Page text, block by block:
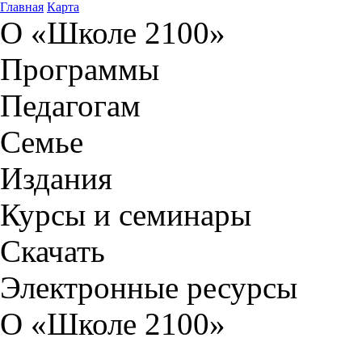
Главная Карта
О «Школе 2100»
Программы
Педагогам
Семье
Издания
Курсы и семинары
Скачать
Электронные ресурсы
О «Школе 2100»